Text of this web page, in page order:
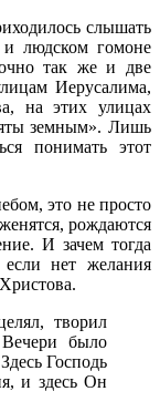
слышать
людском гомоне
так же и две
Иерусалима,
на этих улицах
земным». Лишь
понимать этот
это не просто
рождаются
И зачем тогда
нет желания
творил
было
Господь
и здесь Он